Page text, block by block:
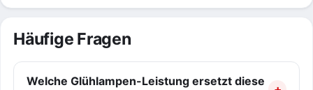
Häufige Fragen
Welche Glühlampen-Leistung ersetzt diese